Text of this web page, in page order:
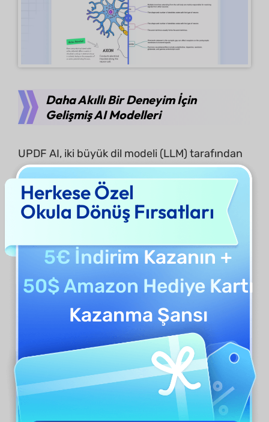
Daha Akıllı Bir Deneyim İçin
Gelişmiş AI Modelleri
UPDF AI, iki büyük dil modeli (LLM) tarafından
desteklenir:
GPT-5- Hem Sor PDF hem de Sohbet Modu
için varsayılan model, gelişmiş mantıklama
ve son derece doğru yanıtlar sunar.
DeepSeek R1 (Full-Size)
– Farklı bir
konuşma deneyimi sunanSohbet Modunda
mevcut alternatif bir model.
Gizliliğiniz Tamamen Korunuyor
DeepSeek R1'yi kullanırken, sunucularımızın
Amerika Birleşik Devletleri'nde bulunduğundan
emin olun ve hiçbir kullanıcı verisinin veya özel
Herkese Özel
Okula Dönüş Fırsatları
5€ İndirim Kazanın +
50$ Amazon Hediye Kartı
Kazanma Şansı